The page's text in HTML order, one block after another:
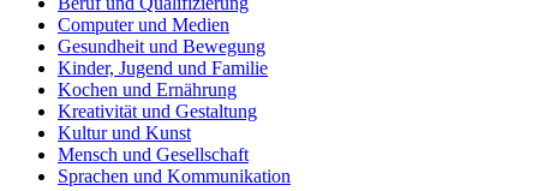
Computer und Medien
Gesundheit und Bewegung
Kinder, Jugend und Familie
Kochen und Ernährung
Kreativität und Gestaltung
Kultur und Kunst
Mensch und Gesellschaft
Sprachen und Kommunikation